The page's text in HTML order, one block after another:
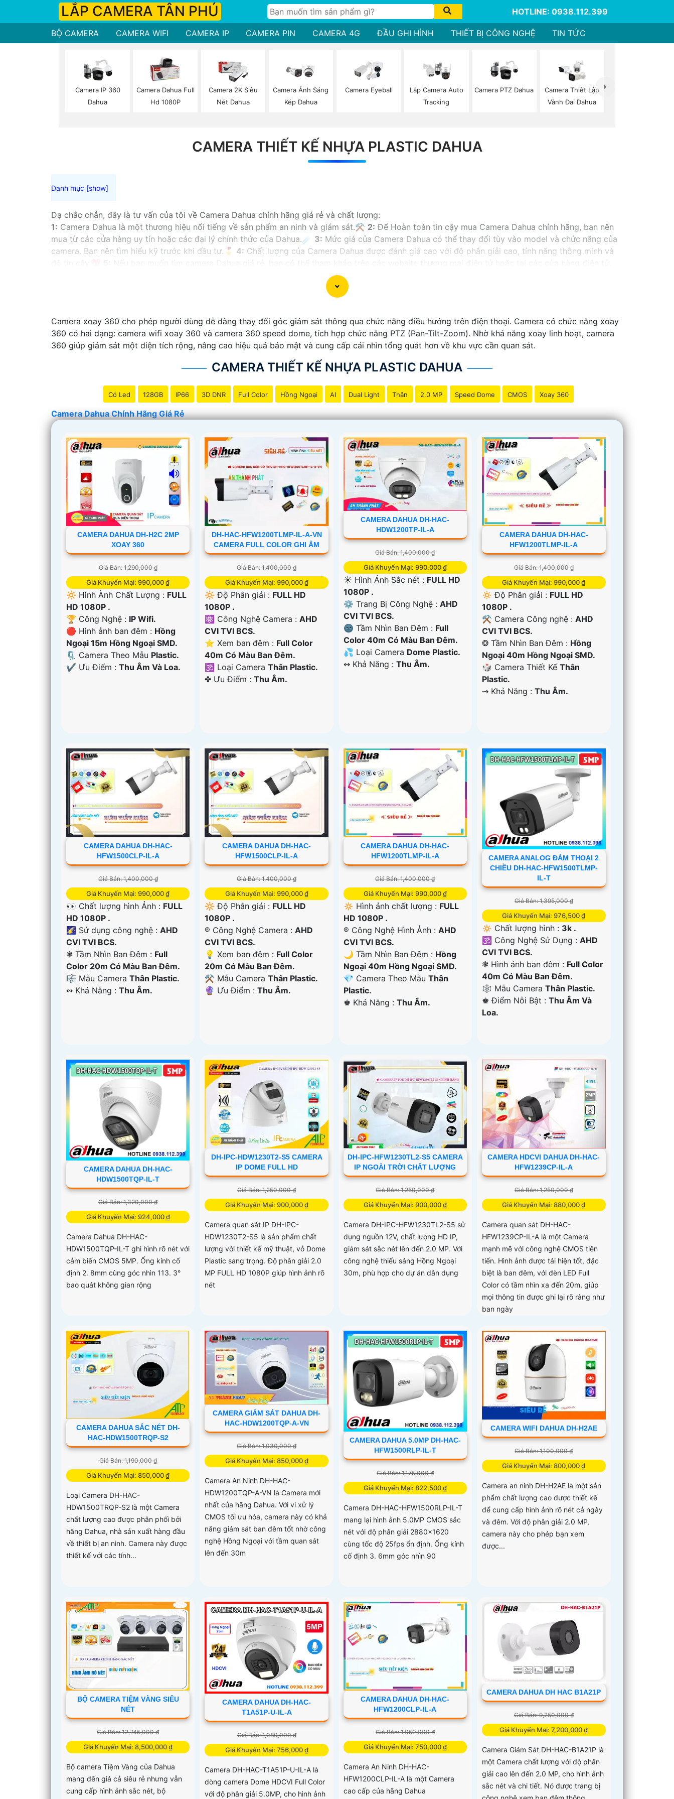
LẮP CAMERA TÂN PHÚ HOTLINE: 0938.112.399
BỘ CAMERA CAMERA WIFI CAMERA IP CAMERA PIN CAMERA 4G ĐẦU GHI HÌNH THIẾT BỊ CÔNG NGHỆ TIN TỨC
Camera IP 360
Dahua
Camera Dahua Full
Hd 1080P
Camera 2K Siêu
Nét Dahua
Camera Ánh Sáng
Kép Dahua
Camera Eyeball
Lắp Camera Auto
Tracking
Camera PTZ Dahua
Camera Thiết Lập
Vành Đai Dahua
CAMERA THIẾT KẾ NHỰA PLASTIC DAHUA
Dạ chắc chắn, đây là tư vấn của tôi về Camera Dahua chính hãng giá rẻ và chất lượng:
1: Camera Dahua là một thương hiệu nổi tiếng về sản phẩm an ninh và giám sát.⚒ 2: Để Hoàn toàn tin cậy mua Camera Dahua chính hãng, bạn nên
mua từ các cửa hàng uy tín hoặc các đại lý chính thức của Dahua.☄️ 3: Mức giá của Camera Dahua có thể thay đổi tùy vào model và chức năng của
camera. Bạn nên tìm hiểu kỹ trước khi đầu tư.🎖️ 4: Chất lượng của Camera Dahua được đánh giá cao với độ phân giải cao, tính năng thông minh và
Hy vọng rằng những thông tin trên sẽ giúp bạn chọn lựa được Camera Dahua chính hãng, giá rẻ và chất lượng. Nếu bạn có thêm câu hỏi hoặc cần tư
Camera xoay 360 cho phép người dùng dễ dàng thay đổi góc giám sát thông qua chức năng điều hướng trên điện thoại. Camera có chức năng xoay
360 có hai dạng: camera wifi xoay 360 và camera 360 speed dome, tích hợp chức năng PTZ (Pan-Tilt-Zoom). Nhờ khả năng xoay linh hoạt, camera
360 giúp giám sát một diện tích rộng, nâng cao hiệu quả bảo mật và cung cấp cái nhìn tổng quát hơn về khu vực cần quan sát.
CAMERA THIẾT KẾ NHỰA PLASTIC DAHUA
Có Led 128GB IP66 3D DNR Full Color Hồng Ngoại AI Dual Light Thân 2.0 MP Speed Dome CMOS Xoay 360
Camera Dahua Chính Hãng Giá Rẻ
CAMERA DAHUA DH-H2C 2MP
XOAY 360
Giá Bán: 1,290,000 ₫
Giá Khuyến Mại: 990,000 ₫
🔆 Hình Ành Chất Lượng : FULL
HD 1080P .
🏆 Công Nghệ : IP Wifi.
🔴 Hình ảnh ban đêm : Hồng
Ngoại 15m Hồng Ngoại SMD.
🗜️ Camera Theo Mẫu Plastic.
️✔️ Ưu Điểm : Thu Âm Và Loa.
DH-HAC-HFW1200TLMP-IL-A-VN
CAMERA FULL COLOR GHI ÂM
Giá Bán: 1,400,000 ₫
Giá Khuyến Mại: 990,000 ₫
🔆 Độ Phân giải : FULL HD
1080P .
⚛️ Công Nghệ Camera :AHD
CVI TVI BCS.
⭐ Xem ban đêm : Full Color
40m Có Màu Ban Ðêm.
🕉️ Loại CameraThân Plastic.
️✤ Ưu Điểm :Thu Âm.
CAMERA DAHUA DH-HAC-
HDW1200TP-IL-A
Giá Bán: 1,400,000 ₫
Giá Khuyến Mại: 990,000 ₫
☀️ Hình Ảnh Sắc nét : FULL HD
1080P .
⚙ Trang Bị Công Nghệ : AHD
CVI TVI BCS.
🌚 Tầm Nhìn Ban Đêm : Full
Color 40m Có Màu Ban Đêm.
💦 Loại Camera Dome Plastic.
️↭ Khả Năng : Thu Âm.
CAMERA DAHUA DH-HAC-
HFW1200TLMP-IL-A
Giá Bán: 1,400,000 ₫
Giá Khuyến Mại: 990,000 ₫
🔅 Độ Phân giải : FULL HD
1080P .
⚒ Camera Công nghệ :AHD
CVI TVI BCS.
❂ Tầm Nhìn Ban Đêm : Hồng
Ngoại 40m Hồng Ngoại SMD.
🎲 Camera Thiết KếThân
Plastic.
️⇝ Khả Năng :Thu Âm.
CAMERA DAHUA DH-HAC-
HFW1500CLP-IL-A
Giá Bán: 1,400,000 ₫
Giá Khuyến Mại: 990,000 ₫
👀 Chất lượng hình Ảnh : FULL
HD 1080P .
🌠 Sử dụng công nghệ : AHD
CVI TVI BCS.
❃ Tầm Nhìn Ban Đêm : Full
Color 20m Có Màu Ban Đêm.
🎼️ Mẫu Camera Thân Plastic.
️↭ Khả Năng : Thu Âm.
CAMERA DAHUA DH-HAC-
HFW1500CLP-IL-A
Giá Bán: 1,400,000 ₫
Giá Khuyến Mại: 990,000 ₫
🔆 Độ Phân giải : FULL HD
1080P .
®️ Công Nghệ Camera :AHD
CVI TVI BCS.
💡 Xem ban đêm : Full Color
20m Có Màu Ban Đêm.
⚒ Mẫu CameraThân Plastic.
️🔮 Ưu Điểm :Thu Âm.
CAMERA DAHUA DH-HAC-
HFW1200TLMP-IL-A
Giá Bán: 1,400,000 ₫
Giá Khuyến Mại: 990,000 ₫
🔅 Hình ảnh chất lượng : FULL
HD 1080P .
®️ Công Nghệ Hình Ảnh : AHD
CVI TVI BCS.
🌙 Tầm Nhìn Ban Đêm : Hồng
Ngoại 40m Hồng Ngoại SMD.
💎 Camera Theo Mẫu Thân
Plastic.
️♚ Khả Năng : Thu Âm.
CAMERA ANALOG ĐÀM THOẠI 2
CHIỀU DH-HAC-HFW1500TLMP-
IL-T
Giá Bán: 1,395,000 ₫
Giá Khuyến Mại: 976,500 ₫
🔅 Chất lượng hình : 3k .
🕉️ Công Nghệ Sử Dụng :AHD
CVI TVI BCS.
❃ Hình ảnh ban đêm : Full Color
40m Có Màu Ban Ðêm.
🕸️ Mẫu CameraThân Plastic.
️♚ Điểm Nỗi Bật :Thu Âm Và
Loa.
CAMERA DAHUA DH-HAC-
HDW1500TQP-IL-T
Giá Bán: 1,320,000 ₫
Giá Khuyến Mại: 924,000 ₫
Camera Dahua DH-HAC-
HDW1500TQP-IL-T ghi hình rõ nét với
cảm biến CMOS 5MP. Ống kính cố
định 2. 8mm cùng góc nhìn 113. 3°
bao quát không gian rộng
DH-IPC-HDW1230T2-S5 CAMERA
IP DOME FULL HD
Giá Bán: 1,250,000 ₫
Giá Khuyến Mại: 900,000 ₫
Camera quan sát IP DH-IPC-
HDW1230T2-S5 là sản phẩm chất
lượng với thiết kế mỹ thuật, vỏ Dome
Plastic sang trọng. Độ phân giải 2.0
MP FULL HD 1080P giúp hình ảnh rõ
nét
DH-IPC-HFW1230TL2-S5 CAMERA
IP NGOÀI TRỜI CHẤT LƯỢNG
Giá Bán: 1,250,000 ₫
Giá Khuyến Mại: 900,000 ₫
Camera DH-IPC-HFW1230TL2-S5 sử
dụng nguồn 12V, chất lượng HD IP,
giám sát sắc nét lên đến 2.0 MP. Với
công nghệ thiếu sáng Hồng Ngoại
30m, phù hợp cho dự án dân dụng
CAMERA HDCVI DAHUA DH-HAC-
HFW1239CP-IL-A
Giá Bán: 1,250,000 ₫
Giá Khuyến Mại: 880,000 ₫
Camera quan sát DH-HAC-
HFW1239CP-IL-A là một Camera
mạnh mẽ với công nghệ CMOS tiên
tiến. Hình ảnh được tái hiện tốt, đặc
biệt là ban đêm, với đèn LED Full
Color có tầm nhìn xa đến 20m, giúp
mọi thông tin được ghi lại rõ ràng như
ban ngày
CAMERA DAHUA SẮC NÉT DH-
HAC-HDW1500TRQP-S2
Giá Bán: 1,190,000 ₫
Giá Khuyến Mại: 850,000 ₫
Loại Camera DH-HAC-
HDW1500TRQP-S2 là một Camera
chất lượng cao được phân phối bởi
hãng Dahua, nhà sản xuất hàng đầu
về thiết bị an ninh. Camera này được
thiết kế với các tính...
CAMERA GIÁM SÁT DAHUA DH-
HAC-HDW1200TQP-A-VN
Giá Bán: 1,030,000 ₫
Giá Khuyến Mại: 850,000 ₫
Camera An Ninh DH-HAC-
HDW1200TQP-A-VN là Camera mới
nhất của hãng Dahua. Với vi xử lý
CMOS tối ưu hóa, camera này có khả
năng giám sát ban đêm tốt nhờ công
nghệ Hồng Ngoại với tầm quan sát
lên đến 30m
CAMERA DAHUA 5.0MP DH-HAC-
HFW1500RLP-IL-T
Giá Bán: 1,175,000 ₫
Giá Khuyến Mại: 822,500 ₫
Camera DH-HAC-HFW1500RLP-IL-T
mang lại hình ảnh 5.0MP CMOS sắc
nét với độ phân giải 2880×1620
cùng tốc độ 25fps ổn định. Ống kính
cố định 3. 6mm góc nhìn 90
CAMERA WIFI DAHUA DH-H2AE
Giá Bán: 1,100,000 ₫
Giá Khuyến Mại: 800,000 ₫
Camera an ninh DH-H2AE là một sản
phẩm chất lượng cao được thiết kế
để cung cấp hình ảnh rõ nét cả ngày
và đêm. Với độ phân giải 2.0 MP,
camera này cho phép bạn xem
được...
BỘ CAMERA TIỆM VÀNG SIÊU
NÉT
Giá Bán: 12,745,000 ₫
Giá Khuyến Mại: 8,500,000 ₫
Bộ camera Tiệm Vàng của Dahua
mang đến giá cả siêu rẻ nhưng vẫn
cung cấp hình ảnh sắc nét, bộ
CAMERA DAHUA DH-HAC-
T1A51P-U-IL-A
Giá Bán: 1,080,000 ₫
Giá Khuyến Mại: 756,000 ₫
Camera DH-HAC-T1A51P-U-IL-A là
dòng camera Dome HDCVI Full Color
với độ phân giải 5.0MP, cho hình ảnh
CAMERA DAHUA DH-HAC-
HFW1200CLP-IL-A
Giá Bán: 1,050,000 ₫
Giá Khuyến Mại: 750,000 ₫
Camera An Ninh DH-HAC-
HFW1200CLP-IL-A là một Camera
cao cấp của hãng Dahua
CAMERA DAHUA DH HAC B1A21P
Giá Bán: 9,250,000 ₫
Giá Khuyến Mại: 7,200,000 ₫
Camera Giám Sát DH-HAC-B1A21P là
một Camera chất lượng với độ phân
giải cao lên đến 2.0 MP, cho hình ảnh
sắc nét và chi tiết. Nó được trang bị